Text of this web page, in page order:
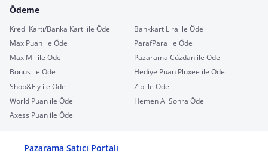
Ödeme
Kredi Kartı/Banka Kartı ile Öde
Bankkart Lira ile Öde
MaxiPuan ile Öde
ParafPara ile Öde
MaxiMil ile Öde
Pazarama Cüzdan ile Öde
Bonus ile Öde
Hediye Puan Pluxee ile Öde
Shop&Fly ile Öde
Zip ile Öde
World Puan ile Öde
Hemen Al Sonra Öde
Axess Puan ile Öde
Pazarama Satıcı Portalı